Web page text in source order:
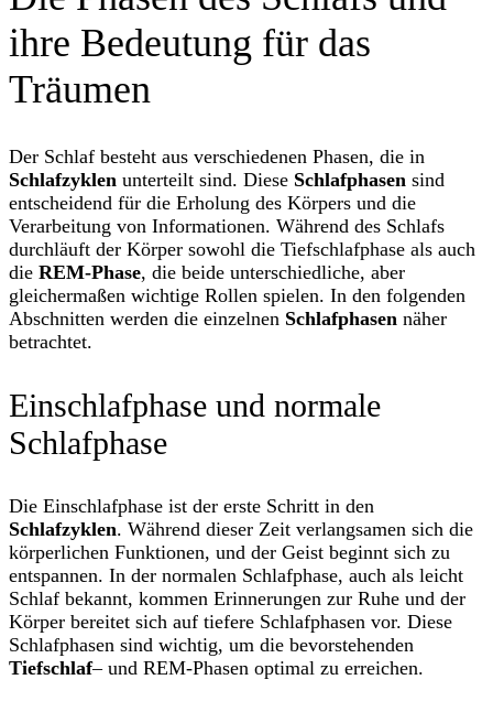
ihre Bedeutung für das
Träumen
Der Schlaf besteht aus verschiedenen Phasen, die in
Schlafzyklen unterteilt sind. Diese Schlafphasen sind
entscheidend für die Erholung des Körpers und die
Verarbeitung von Informationen. Während des Schlafs
durchläuft der Körper sowohl die Tiefschlafphase als auch
die REM-Phase, die beide unterschiedliche, aber
gleichermaßen wichtige Rollen spielen. In den folgenden
Abschnitten werden die einzelnen Schlafphasen näher
betrachtet.
Einschlafphase und normale
Schlafphase
Die Einschlafphase ist der erste Schritt in den
Schlafzyklen. Während dieser Zeit verlangsamen sich die
körperlichen Funktionen, und der Geist beginnt sich zu
entspannen. In der normalen Schlafphase, auch als leicht
Schlaf bekannt, kommen Erinnerungen zur Ruhe und der
Körper bereitet sich auf tiefere Schlafphasen vor. Diese
Schlafphasen sind wichtig, um die bevorstehenden
Tiefschlaf– und REM-Phasen optimal zu erreichen.